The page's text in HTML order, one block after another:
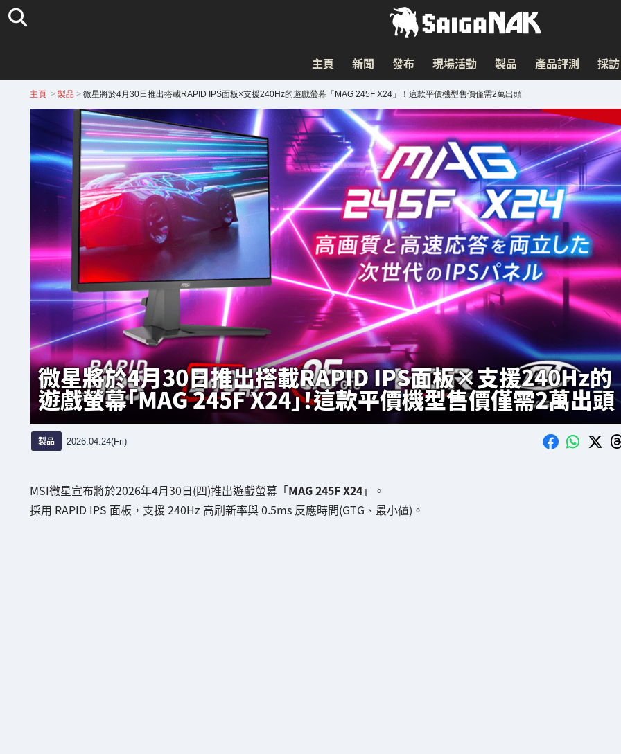
主頁 新聞 發布 現場活動 製品 產品評測 採訪
主頁 > 製品 > 微星將於4月30日推出搭載RAPID IPS面板×支援240Hz的遊戲螢幕「MAG 245F X24」！這款平價機型售價僅需2萬出頭
微星將於4月30日推出搭載RAPID IPS面板×支援240Hz的
遊戲螢幕「MAG 245F X24」！這款平價機型售價僅需2萬出頭
製品 2026.04.24(Fri)
MSI微星宣布將於2026年4月30日(四)推出遊戲螢幕「MAG 245F X24」。
採用 RAPID IPS 面板，支援 240Hz 高刷新率與 0.5ms 反應時間(GTG、最小値)。